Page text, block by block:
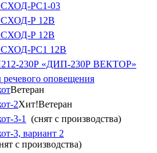
РС1-03
Р 12В
Р 12В
РС1 12В
230Р «ДИП-230Р ВЕКТОР»
оповещения
Ветеран
2Хит!Ветеран
3-1
(снят с производства)
3, вариант 2
с производства)